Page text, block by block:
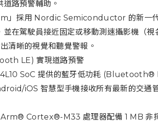
路預警輔助。
」採用 Nordic Semiconductor 的新一
並在駕駛員接近固定或移動測速攝影機（
清晰的視覺和聽覺警報。
LE) 實現道路預警
SoC 提供的藍牙低功耗 (Bluetooth®
iOS 智慧型手機接收所有最新的交通
Cortex®-M33 處理器配備 1 MB 非